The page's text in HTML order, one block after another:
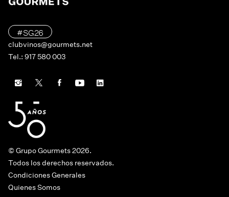
#SG26
clubvinos@gourmets.net
Tel.: 917 580 003
© Grupo Gourmets 2026.
Todos los derechos reservados.
Condiciones Generales
Quienes Somos